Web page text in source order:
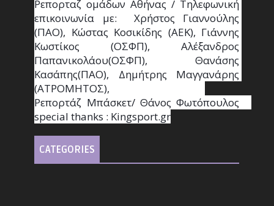
Ρεπορταζ ομάδων Αθήνας / Τηλεφωνική
επικοινωνία με:  Χρήστος Γιαννούλης
(ΠΑΟ), Κώστας Κοσικίδης (ΑΕΚ), Γιάννης
Κωστίκος (ΟΣΦΠ), Αλέξανδρος
Παπανικολάου(ΟΣΦΠ), Θανάσης
Κασάπης(ΠΑΟ), Δημήτρης Μαγγανάρης
(ΑΤΡΟΜΗΤΟΣ),
Ρεπορτάζ Μπάσκετ/ Θάνος Φωτόπουλος
special thanks : Κingsport.gr
CATEGORIES